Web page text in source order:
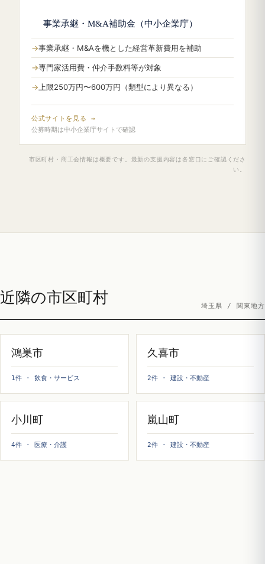
事業承継・M&A補助金（中小企業庁）
事業承継・M&Aを機とした経営革新費用を補助
専門家活用費・仲介手数料等が対象
上限250万円〜600万円（類型により異なる）
公式サイトを見る →
公募時期は中小企業庁サイトで確認
市区町村・商工会情報は概要です。最新の支援内容は各窓口にご確認くださ
い。
近隣の市区町村 埼玉県 / 関東地方
鴻巣市
1件 · 飲食・サービス
久喜市
2件 · 建設・不動産
小川町
4件 · 医療・介護
嵐山町
2件 · 建設・不動産